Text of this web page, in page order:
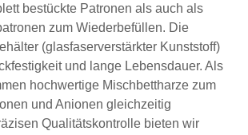
bestückte Patronen als auch als
zum Wiederbefüllen. Die
(glasfaserverstärkter Kunststoff)
und lange Lebensdauer. Als
hochwertige Mischbettharze zum
und Anionen gleichzeitig
Qualitätskontrolle bieten wir